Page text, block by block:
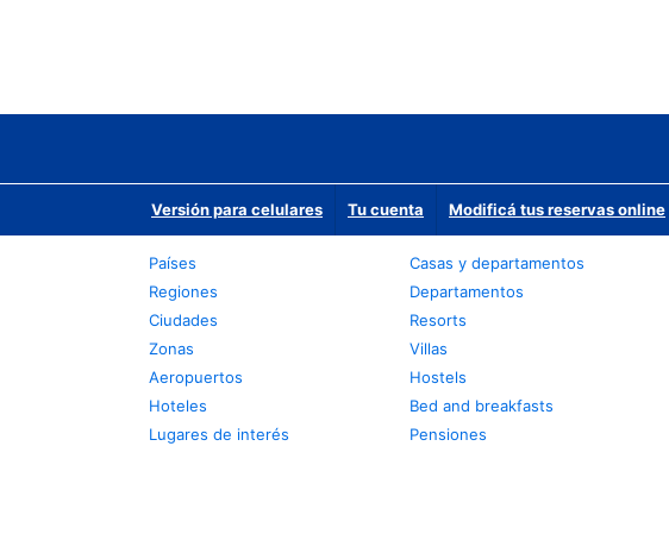
Versión para celulares Tu cuenta Modificá tus reservas online
Países
Regiones
Ciudades
Zonas
Aeropuertos
Hoteles
Lugares de interés
Casas y departamentos
Departamentos
Resorts
Villas
Hostels
Bed and breakfasts
Pensiones